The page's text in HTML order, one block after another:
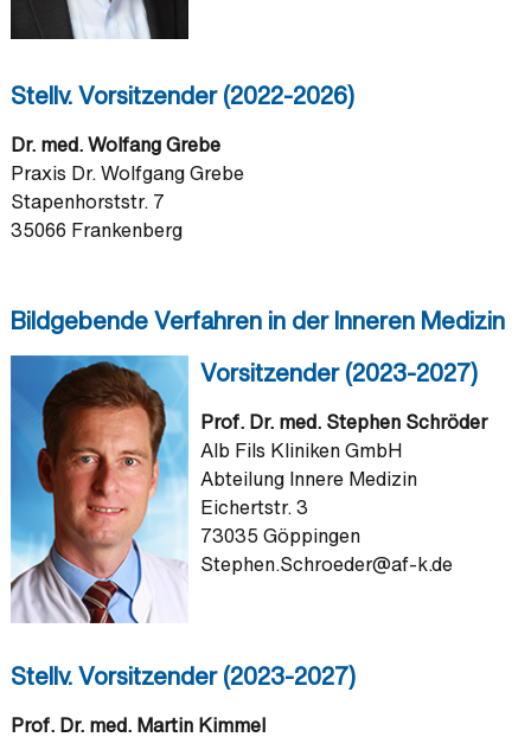
Stellv. Vorsitzender (2022-2026)
Dr. med. Wolfang Grebe
Praxis Dr. Wolfgang Grebe
Stapenhorststr. 7
35066 Frankenberg
Bildgebende Verfahren in der Inneren Medizin
Vorsitzender (2023-2027)
Prof. Dr. med. Stephen Schröder
Alb Fils Kliniken GmbH
Abteilung Innere Medizin
Eichertstr. 3
73035 Göppingen
Stephen.Schroeder@af-k.de
Stellv. Vorsitzender (2023-2027)
Prof. Dr. med. Martin Kimmel